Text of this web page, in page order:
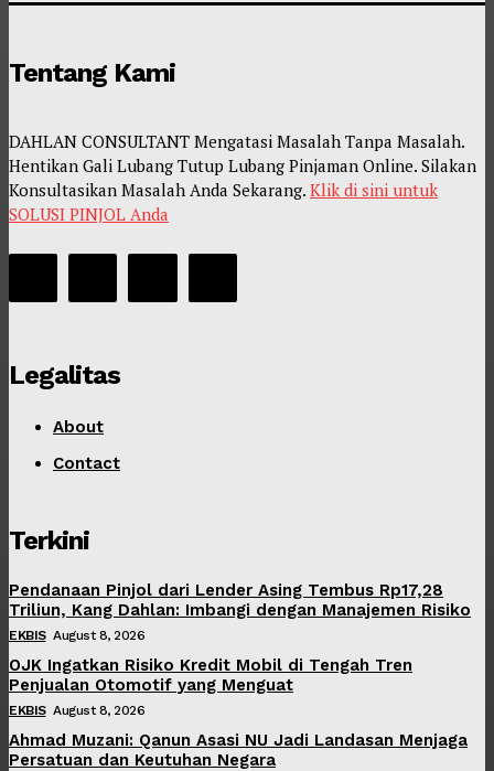
Tentang Kami
DAHLAN CONSULTANT Mengatasi Masalah Tanpa Masalah.
Hentikan Gali Lubang Tutup Lubang Pinjaman Online. Silakan
Konsultasikan Masalah Anda Sekarang. Klik di sini untuk
SOLUSI PINJOL Anda
Legalitas
About
Contact
Terkini
Pendanaan Pinjol dari Lender Asing Tembus Rp17,28
Triliun, Kang Dahlan: Imbangi dengan Manajemen Risiko
EKBIS August 8, 2026
OJK Ingatkan Risiko Kredit Mobil di Tengah Tren
Penjualan Otomotif yang Menguat
EKBIS August 8, 2026
Ahmad Muzani: Qanun Asasi NU Jadi Landasan Menjaga
Persatuan dan Keutuhan Negara